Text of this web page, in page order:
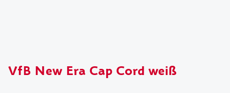
VfB New Era Cap Cord weiß